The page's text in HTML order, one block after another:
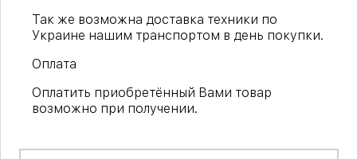
Так же возможна доставка техники по
Украине нашим транспортом в день покупки.
Оплата
Оплатить приобретённый Вами товар
возможно при получении.